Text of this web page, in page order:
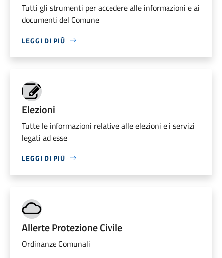
Tutti gli strumenti per accedere alle informazioni e ai
documenti del Comune
LEGGI DI PIÙ
Elezioni
Tutte le informazioni relative alle elezioni e i servizi
legati ad esse
LEGGI DI PIÙ
Allerte Protezione Civile
Ordinanze Comunali